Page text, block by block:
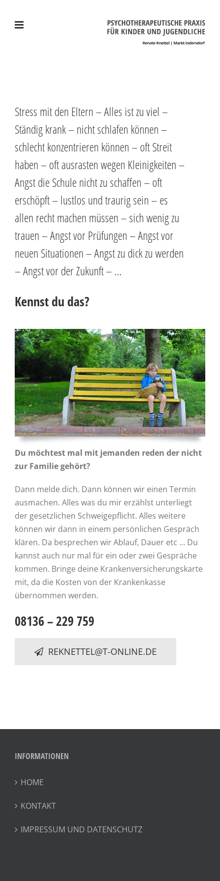
Stress mit den Eltern – Alles ist zu viel –
Ständig krank – nicht schlafen können –
schlecht konzentrieren können – oft Streit
haben – oft ausrasten wegen Kleinigkeiten –
Angst die Schule nicht zu schaffen – oft
erschöpft – lustlos und traurig sein – es
allen recht machen müssen – sich wenig zu
trauen – Angst vor Prüfungen – Angst vor
neuen Situationen – Angst zu dick zu werden
– Angst vor der Zukunft – …
Kennst du das?
Du möchtest mal mit jemanden reden der nicht
zur Familie gehört?
Dann melde dich. Dann können wir einen Termin
ausmachen. Alles was du mir erzählst unterliegt
der gesetzlichen Schweigepflicht. Alles weitere
können wir dann in einem persönlichen Gespräch
klären. Da besprechen wir Ablauf, Dauer etc … Du
kannst auch nur mal für ein oder zwei Gespräche
kommen. Bringe deine Krankenversicherungskarte
mit, da die Kosten von der Krankenkasse
übernommen werden.
08136 – 229 759
REKNETTEL@T-ONLINE.DE
INFORMATIONEN
HOME
KONTAKT
IMPRESSUM UND DATENSCHUTZ